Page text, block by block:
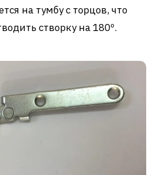
на тумбу с торцов, что
створку на 180º.